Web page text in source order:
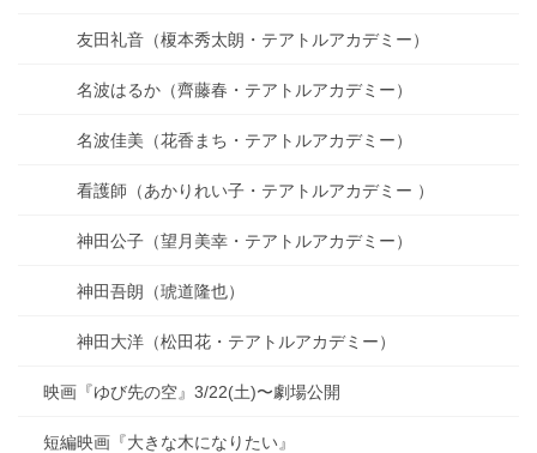
友田礼音（榎本秀太朗・テアトルアカデミー）
名波はるか（齊藤春・テアトルアカデミー）
名波佳美（花香まち・テアトルアカデミー）
看護師（あかりれい子・テアトルアカデミー ）
神田公子（望月美幸・テアトルアカデミー）
神田吾朗（琥道隆也）
神田大洋（松田花・テアトルアカデミー）
映画『ゆび先の空』3/22(土)〜劇場公開
短編映画『大きな木になりたい』